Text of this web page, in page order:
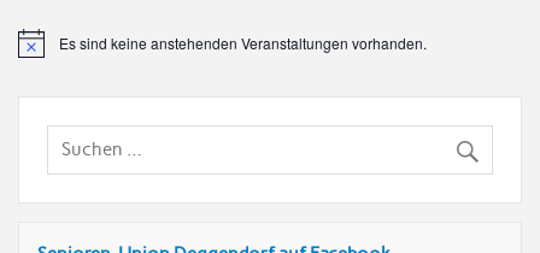
Es sind keine anstehenden Veranstaltungen vorhanden.